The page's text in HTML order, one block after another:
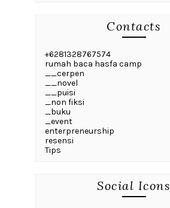
Contacts
+6281328767574
rumah baca hasfa camp
__cerpen
__novel
__puisi
_non fiksi
_buku
_event
enterpreneurship
resensi
Tips
Social Icons